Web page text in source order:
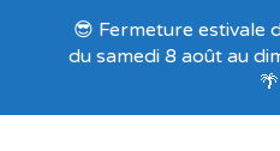
Recevez nos
😎 Fermeture estivale
du samedi 8 août au
🌴